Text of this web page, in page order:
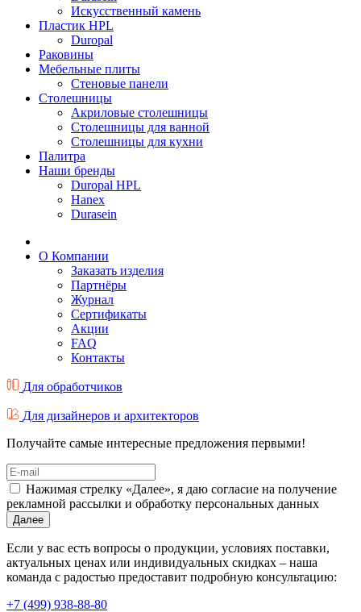
Искусственный камень
Пластик HPL
Duropal
Раковины
Мебельные плиты
Стеновые панели
Столешницы
Акриловые столешницы
Столешницы для ванной
Столешницы для кухни
Палитра
Наши бренды
Duropal HPL
Hanex
Durasein
О Компании
Заказать изделия
Партнёры
Журнал
Cертификаты
Акции
FAQ
Контакты
Для обработчиков
Для дизайнеров и архитекторов
Получайте самые интересные предложения первыми!
Нажимая стрелку «Далее», я даю согласие на получение
рекламной рассылки и обработку персональных данных
Далее
Если у вас есть вопросы о продукции, условиях поставки,
актуальных ценах или индивидуальных скидках – наша
команда с радостью предоставит подробную консультацию:
+7 (499) 938-88-80